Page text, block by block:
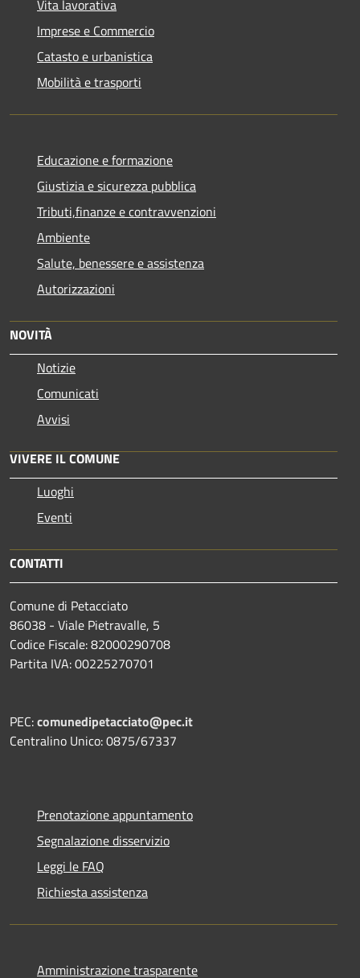
Vita lavorativa
Imprese e Commercio
Catasto e urbanistica
Mobilità e trasporti
Educazione e formazione
Giustizia e sicurezza pubblica
Tributi,finanze e contravvenzioni
Ambiente
Salute, benessere e assistenza
Autorizzazioni
NOVITÀ
Notizie
Comunicati
Avvisi
VIVERE IL COMUNE
Luoghi
Eventi
CONTATTI
Comune di Petacciato
86038 - Viale Pietravalle, 5
Codice Fiscale: 82000290708
Partita IVA: 00225270701
PEC:comunedipetacciato@pec.it
Centralino Unico: 0875/67337
Prenotazione appuntamento
Segnalazione disservizio
Leggi le FAQ
Richiesta assistenza
Amministrazione trasparente